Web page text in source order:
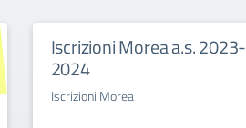
Iscrizioni Morea a.s. 2023-
2024
Iscrizioni Morea